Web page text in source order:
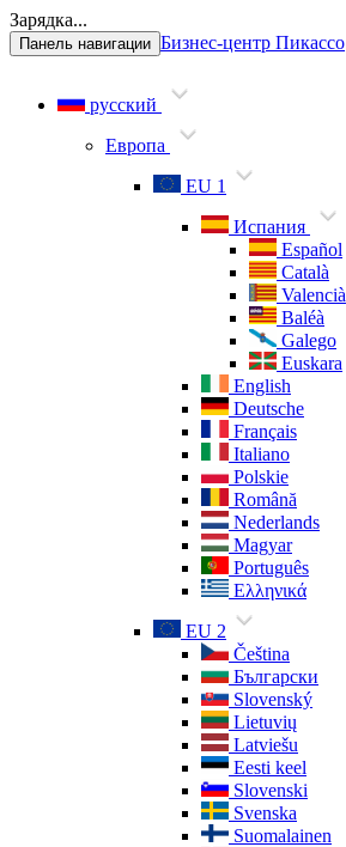
Зарядка...
Панель навигации Бизнес-центр Пикассо
русский
Европа
EU 1
Испания
Español
Català
Valencià
Baléà
Galego
Euskara
English
Deutsche
Français
Italiano
Polskie
Română
Nederlands
Magyar
Português
Ελληνικά
EU 2
Čeština
Български
Slovenský
Lietuvių
Latviešu
Eesti keel
Slovenski
Svenska
Suomalainen